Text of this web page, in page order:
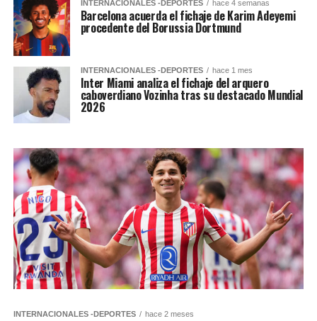
INTERNACIONALES -DEPORTES hace 4 semanas
Barcelona acuerda el fichaje de Karim Adeyemi
procedente del Borussia Dortmund
INTERNACIONALES -DEPORTES hace 1 mes
Inter Miami analiza el fichaje del arquero
caboverdiano Vozinha tras su destacado Mundial
2026
INTERNACIONALES -DEPORTES hace 2 meses